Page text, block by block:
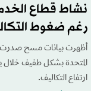
نشاط قطاع
رغم ضغوط
أظهرت بيانات مسح صدرت
المتحدة بشكل طفيف خلال
ارتفاع التكاليف.